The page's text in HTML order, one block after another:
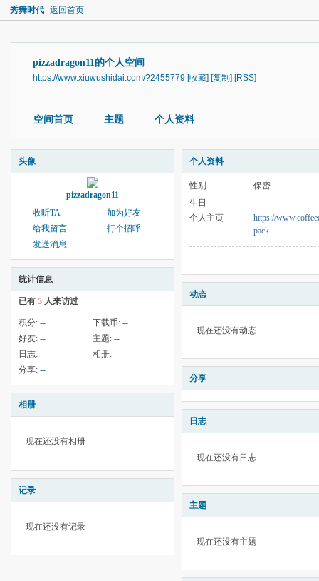
秀舞时代 返回首页
pizzadragon11的个人空间
https://www.xiuwushidai.com/?2455779 [收藏] [复制] [RSS]
空间首页 主题 个人资料
头像
pizzadragon11
收听TA
加为好友
给我留言
打个招呼
发送消息
统计信息
已有 5 人来访过
积分: -- 下载币: --
好友: -- 主题: --
日志: -- 相册: --
分享: --
相册
现在还没有相册
记录
现在还没有记录
个人资料
性别
保密
生日
个人主页
https://
pack
动态
现在还没有动态
分享
日志
现在还没有日志
主题
现在还没有主题